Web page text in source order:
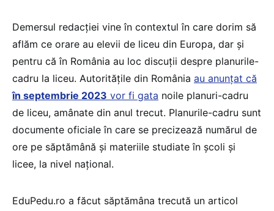
Demersul redacției vine în contextul în care dorim să
aflăm ce orare au elevii de liceu din Europa, dar și
pentru că în România au loc discuții despre planurile-
cadru la liceu. Autoritățile din România au anunțat că
în septembrie 2023 vor fi gata noile planuri-cadru
de liceu, amânate din anul trecut. Planurile-cadru sunt
documente oficiale în care se precizează numărul de
ore pe săptămână și materiile studiate în școli și
licee, la nivel național.
EduPedu.ro a făcut săptămâna trecută un articol